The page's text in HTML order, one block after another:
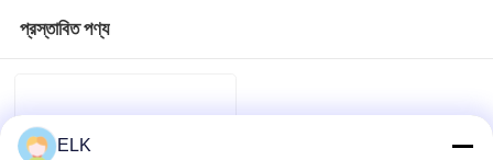
প্রস্তাবিত পণ্য
ELK